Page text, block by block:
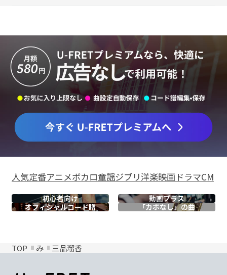
人気定番アニメボカロ童謡ジブリ洋楽映画ドラマCM
初心者向け
動画プラス
オフィシャルコード譜 「カポなし」の曲
TOP み 三品瑠香